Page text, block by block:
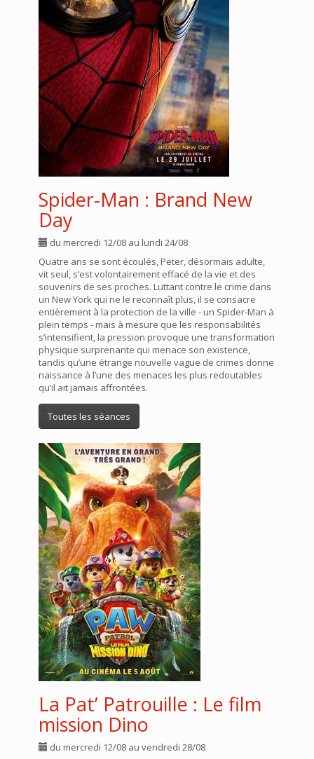
Spider-Man : Brand New
Day
du mercredi 12/08 au lundi 24/08
Quatre ans se sont écoulés, Peter, désormais adulte,
vit seul, s’est volontairement effacé de la vie et des
souvenirs de ses proches. Luttant contre le crime dans
un New York qui ne le reconnaît plus, il se consacre
entièrement à la protection de la ville - un Spider-Man à
plein temps - mais à mesure que les responsabilités
s’intensifient, la pression provoque une transformation
physique surprenante qui menace son existence,
tandis qu’une étrange nouvelle vague de crimes donne
naissance à l’une des menaces les plus redoutables
qu’il ait jamais affrontées.
Toutes les séances
La Pat’ Patrouille : Le film
mission Dino
du mercredi 12/08 au vendredi 28/08